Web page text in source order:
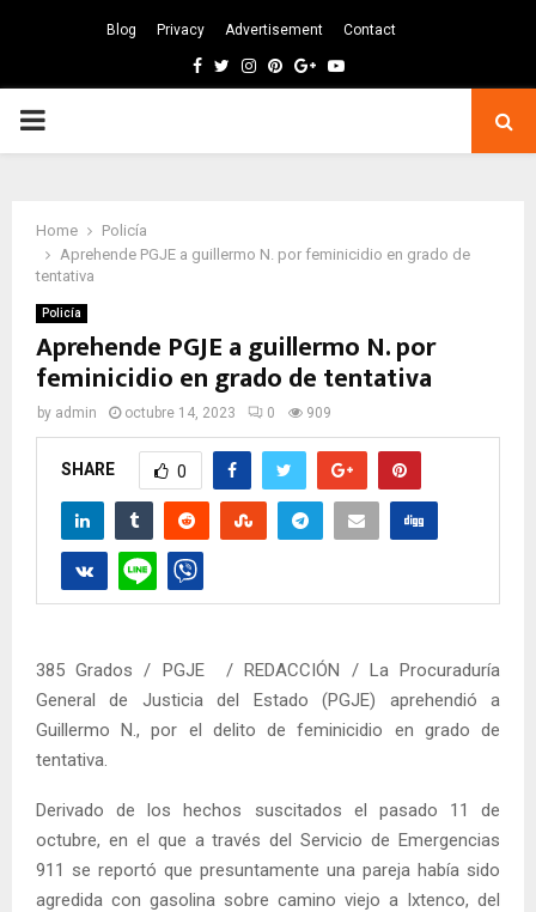
Blog Privacy Advertisement Contact
Facebook
TwitterInstagram
Pinterest
GoogleYoutube
PRIMARY
Home
Policía
Aprehende PGJE a guillermo N. por feminicidio en grado de
tentativa
Policía
Aprehende PGJE a guillermo N. por
feminicidio en grado de tentativa
by admin octubre 14, 2023 0 909
SHARE 0
385 Grados / PGJE / REDACCIÓN / La Procuraduría
General de Justicia del Estado (PGJE) aprehendió a
Guillermo N., por el delito de feminicidio en grado de
tentativa.
Derivado de los hechos suscitados el pasado 11 de
octubre, en el que a través del Servicio de Emergencias
911 se reportó que presuntamente una pareja había sido
agredida con gasolina sobre camino viejo a Ixtenco, del